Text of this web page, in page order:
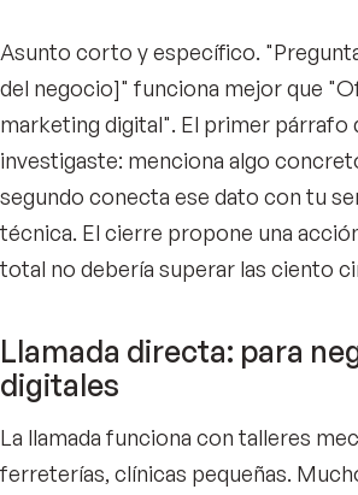
Asunto corto y específico.
del negocio]" funciona mejor que
marketing digital". El primer párrafo
investigaste: menciona algo
segundo conecta ese dato con tu
técnica. El cierre propone una
total no debería superar las ciento
Llamada directa: para
digitales
La llamada funciona con talleres
ferreterías, clínicas pequeñas.